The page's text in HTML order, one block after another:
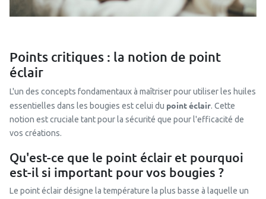
Points critiques : la notion de point
éclair
L'un des concepts fondamentaux à maîtriser pour utiliser les huiles
essentielles dans les bougies est celui du point éclair. Cette
notion est cruciale tant pour la sécurité que pour l'efficacité de
vos créations.
Qu'est-ce que le point éclair et pourquoi
est-il si important pour vos bougies ?
Le point éclair désigne la température la plus basse à laquelle un